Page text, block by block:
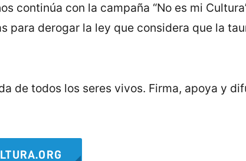
continúa con la campaña “No es mi
derogar la ley que considera que la
de todos los seres vivos. Firma, apoya y